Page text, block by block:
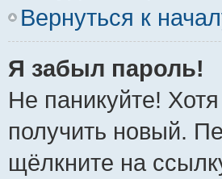
Вернуться к
Я забыл пароль!
Не паникуйте!
получить новый.
щёлкните на